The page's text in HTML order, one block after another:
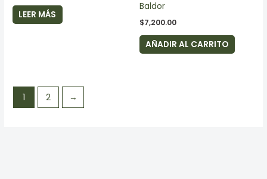
LEER MÁS
Baldor
$7,200.00
AÑADIR AL CARRITO
1 2 →